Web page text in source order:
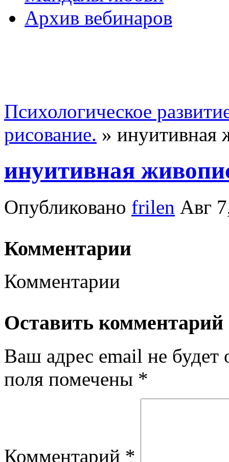
Архив вебинаров
Психологическое
рисование. » инуитивная
инуитивная
Опубликовано frilen Авг
Комментарии
Комментарии
Оставить комментарий
Ваш адрес email не будет
поля помечены *
Комментарий *